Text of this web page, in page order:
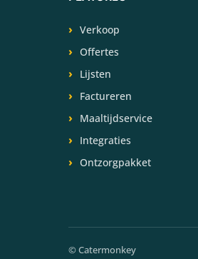
Verkoop
Offertes
Lijsten
Factureren
Maaltijdservice
Integraties
Ontzorgpakket
© Catermonkey